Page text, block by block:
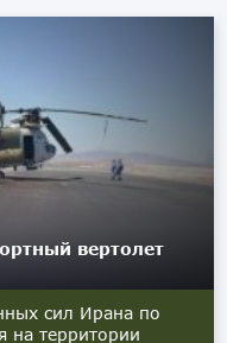
вертолет
сил Ирана по
на территории